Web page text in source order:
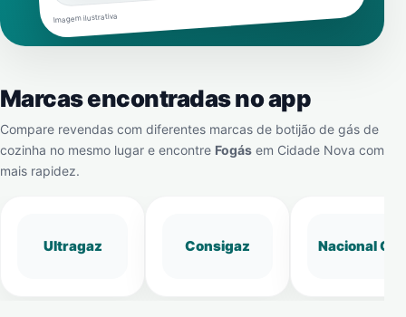
Imagem ilustrativa
Marcas encontradas no app
Compare revendas com diferentes marcas de botijão de gás de
cozinha no mesmo lugar e encontre Fogás em Cidade Nova com
mais rapidez.
Ultragaz Consigaz Nacional Gás